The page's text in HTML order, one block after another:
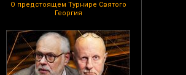
О предстоящем Турнире Святого
Георгия